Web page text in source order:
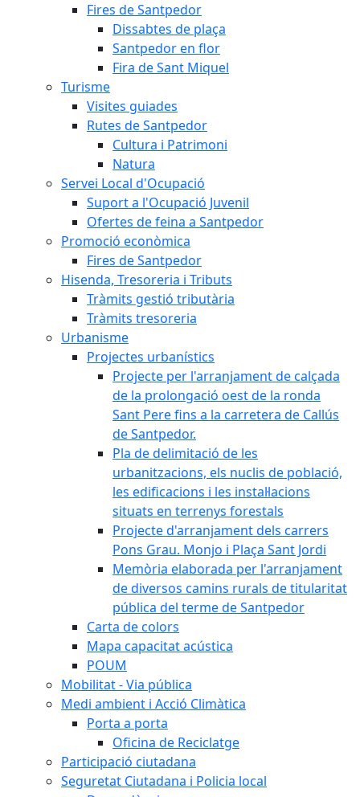
Fires de Santpedor
Dissabtes de plaça
Santpedor en flor
Fira de Sant Miquel
Turisme
Visites guiades
Rutes de Santpedor
Cultura i Patrimoni
Natura
Servei Local d'Ocupació
Suport a l'Ocupació Juvenil
Ofertes de feina a Santpedor
Promoció econòmica
Fires de Santpedor
Hisenda, Tresoreria i Tributs
Tràmits gestió tributària
Tràmits tresoreria
Urbanisme
Projectes urbanístics
Projecte per l'arranjament de calçada
de la prolongació oest de la ronda
Sant Pere fins a la carretera de Callús
de Santpedor.
Pla de delimitació de les
urbanitzacions, els nuclis de població,
les edificacions i les instal·lacions
situats en terrenys forestals
Projecte d'arranjament dels carrers
Pons Grau. Monjo i Plaça Sant Jordi
Memòria elaborada per l'arranjament
de diversos camins rurals de titularitat
pública del terme de Santpedor
Carta de colors
Mapa capacitat acústica
POUM
Mobilitat - Via pública
Medi ambient i Acció Climàtica
Porta a porta
Oficina de Reciclatge
Participació ciutadana
Seguretat Ciutadana i Policia local